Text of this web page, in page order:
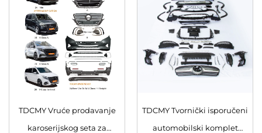
TDCMY Vruće prodavanje
karoserijskog seta za
TDCMY Tvornički isporučeni
automobilski komplet